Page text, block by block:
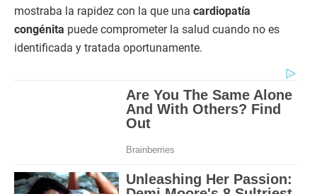
mostraba la rapidez con la que una cardiopatía
congénita puede comprometer la salud cuando no es
identificada y tratada oportunamente.